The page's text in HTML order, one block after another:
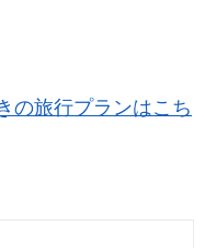
の旅行プランはこち